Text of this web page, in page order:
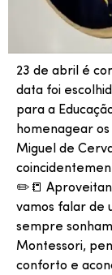
23 de abril é
data foi
para a
homenagear
Miguel de
✏️📒
vamos falar de
sempre
Montessori,
conforto e